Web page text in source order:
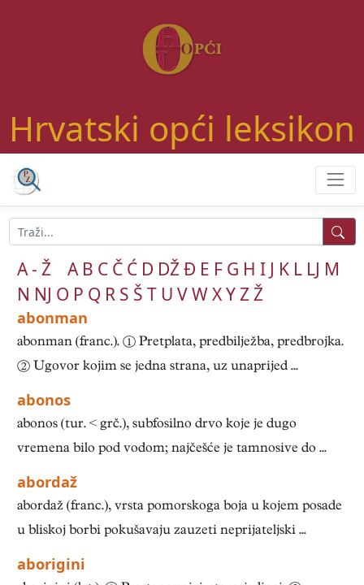
Hrvatski opći leksikon
A - Ž A B C Č Ć D DŽĐ E F G H I J K L LJ M
N NJ O P Q R S Š T U VWXYZŽ
abonman
abonman (franc.). ① Pretplata, predbilježba, predbrojka.
② Ugovor kojim se jedna strana, uz unaprijed ...
abonos
abonos (tur. < grč.), subfosilno drvo koje je dugo
vremena bilo pod vodom; najčešće je tamnosive do ...
abordaž
abordaž (franc.), vrsta pomorskoga boja u kojem posade
u bliskoj borbi pokušavaju zauzeti neprijateljski ...
aborigini